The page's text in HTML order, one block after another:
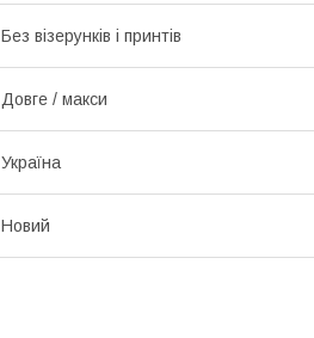
Без візерунків і принтів
Довге / макси
Україна
Новий